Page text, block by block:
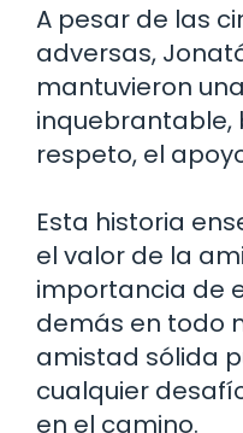
A pesar de las
adversas,
mantuvieron
inquebrantable,
respeto, el
Esta historia
el valor de la
importancia de
demás en todo
amistad sólida
cualquier
en el camino.